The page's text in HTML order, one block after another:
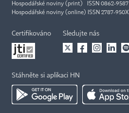
Hospodářské noviny (print) ISSN 0862-9587
Hospodářské noviny (online) ISSN 2787-950X
Certifikováno Sledujte nás
Stáhněte si aplikaci HN